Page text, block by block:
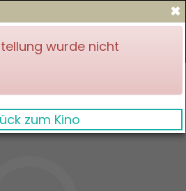
×
wurde nicht
zum Kino